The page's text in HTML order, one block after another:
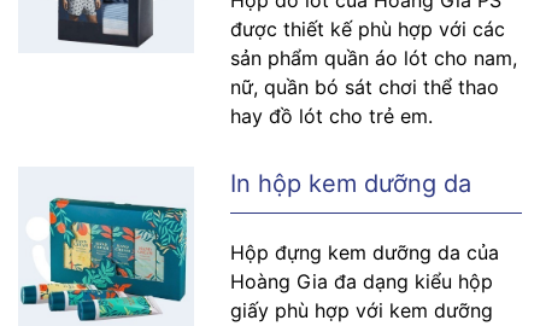
được thiết kế phù hợp với các
sản phẩm quần áo lót cho nam,
nữ, quần bó sát chơi thể thao
hay đồ lót cho trẻ em.
In hộp kem dưỡng da
Hộp đựng kem dưỡng da của
Hoàng Gia đa dạng kiểu hộp
giấy phù hợp với kem dưỡng